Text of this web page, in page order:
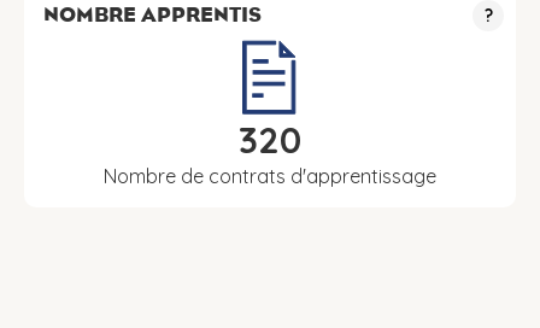
NOMBRE APPRENTIS ?
320
Nombre de contrats d'apprentissage